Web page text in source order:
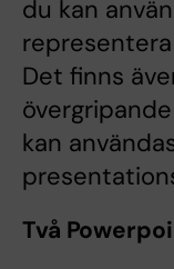
du kan
Det finns
kan
Två